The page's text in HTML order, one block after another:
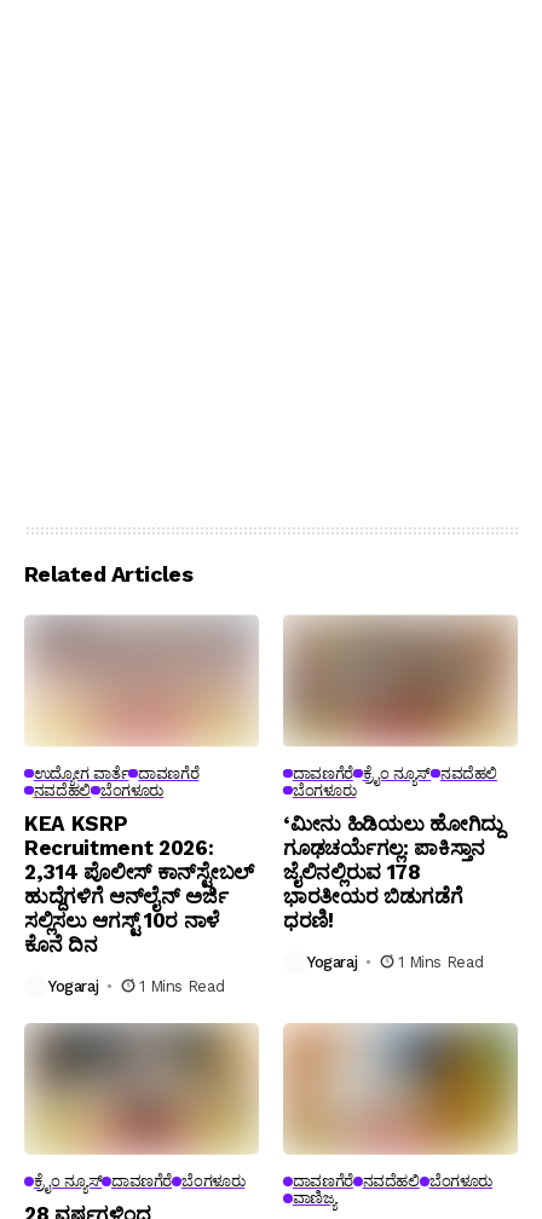
Related Articles
ಉದ್ಯೋಗ ವಾರ್ತೆ ದಾವಣಗೆರೆ
ನವದೆಹಲಿ ಬೆಂಗಳೂರು
KEA KSRP
Recruitment 2026:
2,314 ಪೊಲೀಸ್ ಕಾನ್‌ಸ್ಟೇಬಲ್
ಹುದ್ದೆಗಳಿಗೆ ಆನ್‌ಲೈನ್ ಅರ್ಜಿ
ಸಲ್ಲಿಸಲು ಆಗಸ್ಟ್ 10ರ ನಾಳೆ
ಕೊನೆ ದಿನ
Yogaraj 1 Mins Read
ದಾವಣಗೆರೆ ಕ್ರೈಂ ನ್ಯೂಸ್ ನವದೆಹಲಿ
ಬೆಂಗಳೂರು
‘ಮೀನು ಹಿಡಿಯಲು ಹೋಗಿದ್ದು
ಗೂಢಚರ್ಯೆಗಲ್ಲ: ಪಾಕಿಸ್ತಾನ
ಜೈಲಿನಲ್ಲಿರುವ 178
ಭಾರತೀಯರ ಬಿಡುಗಡೆಗೆ
ಧರಣಿ!
Yogaraj 1 Mins Read
ಕ್ರೈಂ ನ್ಯೂಸ್ ದಾವಣಗೆರೆ ಬೆಂಗಳೂರು
28 ವರ್ಷಗಳಿಂದ
ದಾವಣಗೆರೆ ನವದೆಹಲಿ ಬೆಂಗಳೂರು
ವಾಣಿಜ್ಯ